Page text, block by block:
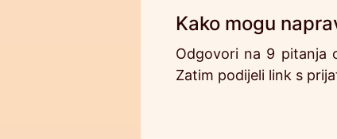
Kako mogu
Odgovori na 9 pitanja
Zatim podijeli link s